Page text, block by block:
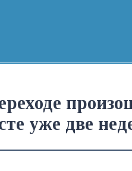
уже две